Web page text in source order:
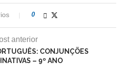
0
anterior
CONJUNÇÕES
– 9º ANO